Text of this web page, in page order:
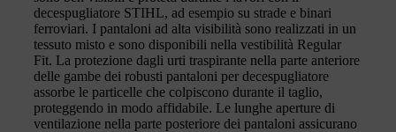
decespugliatore STIHL, ad esempio su strade e binari
ferroviari. I pantaloni ad alta visibilità sono realizzati in un
tessuto misto e sono disponibili nella vestibilità Regular
Fit. La protezione dagli urti traspirante nella parte anteriore
delle gambe dei robusti pantaloni per decespugliatore
assorbe le particelle che colpiscono durante il taglio,
proteggendo in modo affidabile. Le lunghe aperture di
ventilazione nella parte posteriore dei pantaloni assicurano